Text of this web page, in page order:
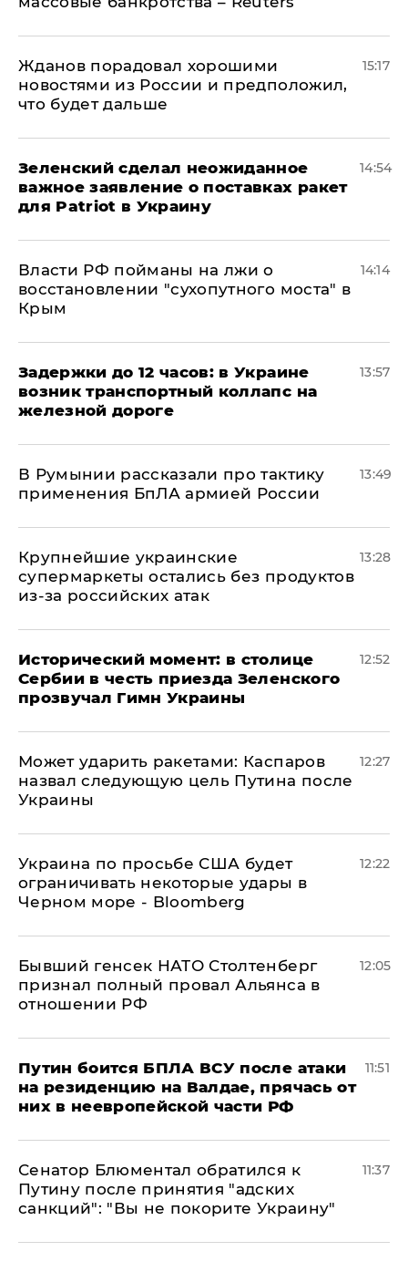
Жданов порадовал хорошими
новостями из России и предположил,
что будет дальше
15:17
Зеленский сделал неожиданное
важное заявление о поставках ракет
для Patriot в Украину
14:54
Власти РФ пойманы на лжи о
восстановлении "сухопутного моста" в
Крым
14:14
Задержки до 12 часов: в Украине
возник транспортный коллапс на
железной дороге
13:57
В Румынии рассказали про тактику
применения БпЛА армией России
13:49
Крупнейшие украинские
супермаркеты остались без продуктов
из-за российских атак
13:28
Исторический момент: в столице
Сербии в честь приезда Зеленского
прозвучал Гимн Украины
12:52
Может ударить ракетами: Каспаров
назвал следующую цель Путина после
Украины
12:27
Украина по просьбе США будет
ограничивать некоторые удары в
Черном море - Bloomberg
12:22
Бывший генсек НАТО Столтенберг
признал полный провал Альянса в
отношении РФ
12:05
Путин боится БПЛА ВСУ после атаки
на резиденцию на Валдае, прячась от
них в неевропейской части РФ
11:51
Сенатор Блюментал обратился к
Путину после принятия "адских
санкций": "Вы не покорите Украину"
11:37